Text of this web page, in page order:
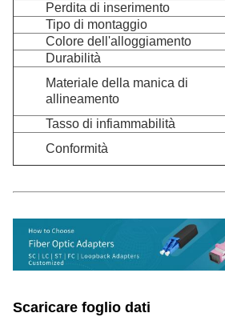
Perdita di inserimento
Tipo di montaggio
Colore dell'alloggiamento
Durabilità
Materiale della manica di
allineamento
Tasso di infiammabilità
Conformità
Scaricare foglio dati